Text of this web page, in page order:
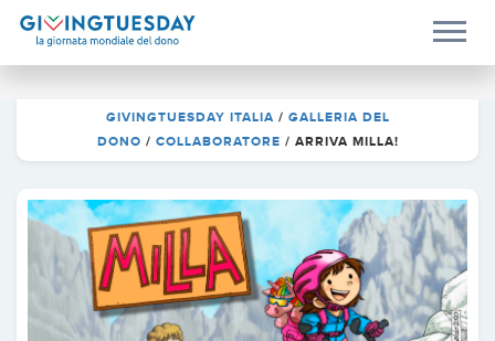
GIVINGTUESDAY ITALIA / GALLERIA DEL
DONO / COLLABORATORE / ARRIVA MILLA!